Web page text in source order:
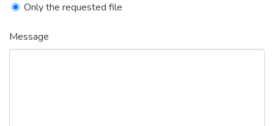
Only the requested file
Message